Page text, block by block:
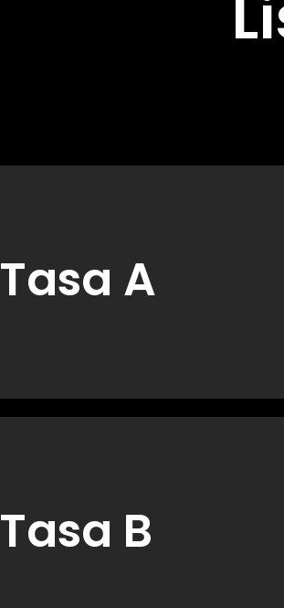
Tasa A
Tasa B